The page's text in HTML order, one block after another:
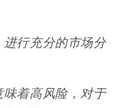
行充分的市场分
着高风险，对于